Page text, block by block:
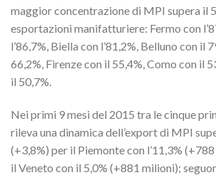
maggior concentrazione di MPI supera il
esportazioni manifatturiere: Fermo con
l’86,7%, Biella con l’81,2%, Belluno con il
66,2%, Firenze con il 55,4%, Como con il
il 50,7%.
Nei primi 9 mesi del 2015 tra le cinque
rileva una dinamica dell’export di MPI
(+3,8%) per il Piemonte con l’11,3%
il Veneto con il 5,0% (+881 milioni);